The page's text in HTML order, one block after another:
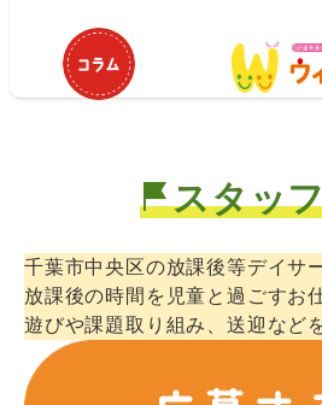
へ
移
動
ウィズ・ユー浜野
中！
スタッ
千葉市中央区の放課後等デイサ
放課後の時間を児童と過ごすお
遊びや課題取り組み、送迎など